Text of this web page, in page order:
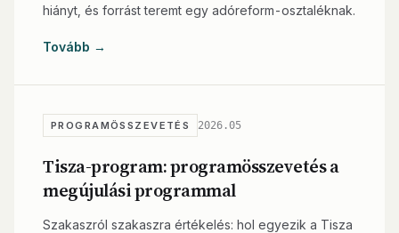
hiányt, és forrást teremt egy adóreform-osztaléknak.
Tovább →
PROGRAMÖSSZEVETÉS 2026.05
Tisza-program: programösszevetés a
megújulási programmal
Szakaszról szakaszra értékelés: hol egyezik a Tisza